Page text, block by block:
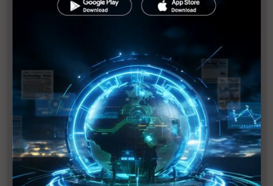
（獨家）液冷需求飆升 Cooler Master越南廠未量
樂金首度實地驗證AIDC液冷方案 聯手LG U+推動技
生命事業起家 天品集團跨入AI液冷伺服器清洗市場
日新創推浸沒式液冷伺服器系統 運作成本大減9成
可運輸式液冷伺服器 日新創結合再生能源創新機